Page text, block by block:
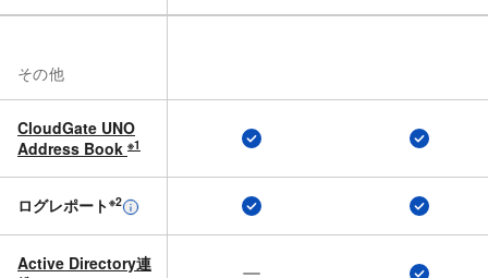
その​他
CloudGate UNO
Address Book ※1
ログレポート※2
Active Directory連